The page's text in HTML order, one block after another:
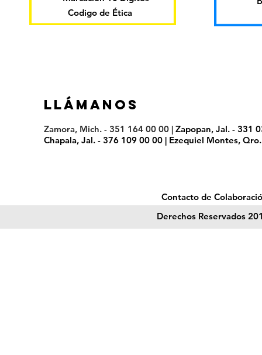
Codigo de Ética
LLáMANOS
Zamora, Mich. - 351 164 00 00 | Zapopan, Jal. - 331
Chapala, Jal. - 376 109 00 00 | Ezequiel Montes,
Derechos Reservados
Contacto de